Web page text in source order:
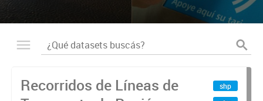
Recorridos de Líneas de
shp